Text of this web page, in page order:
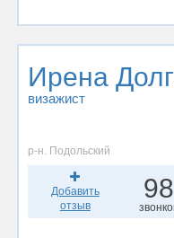
Ирена
визажист
р-н. Подольский
Добавить
отзыв
98